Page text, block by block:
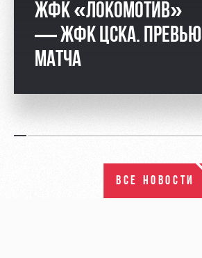
ЖФК «ЛОКОМОТИВ»
— ЖФК ЦСКА. ПРЕВЬЮ
МАТЧА
ВСЕ НОВОСТИ